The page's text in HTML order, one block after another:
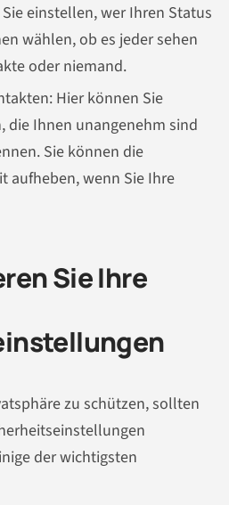
einstellen, wer Ihren Status
wählen, ob es jeder sehen
oder niemand.
Hier können Sie
die Ihnen unangenehm sind
Sie können die
aufheben, wenn Sie Ihre
Sie Ihre
zu schützen, sollten
der wichtigsten